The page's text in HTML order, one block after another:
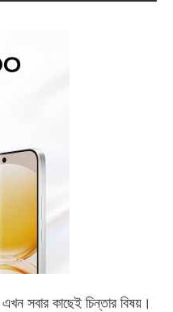
এখন সবার কাছেই চিন্তার বিষয়।